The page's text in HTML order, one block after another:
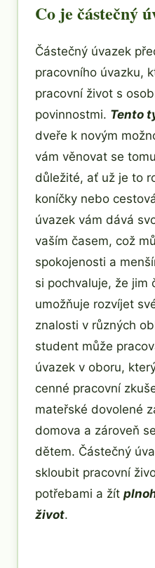
Co je částečný
Částečný úvazek
pracovního úvazku,
pracovní život s
povinnostmi. Tento
dveře k novým
vám věnovat se
důležité, ať už je to
koníčky nebo
úvazek vám dává
vaším časem, což
spokojenosti a
si pochvaluje, že jim
umožňuje rozvíjet
znalosti v různých
student může
úvazek v oboru,
cenné pracovní
mateřské dovolené
domova a zároveň
dětem. Částečný
skloubit pracovní
potřebami a žít
život.